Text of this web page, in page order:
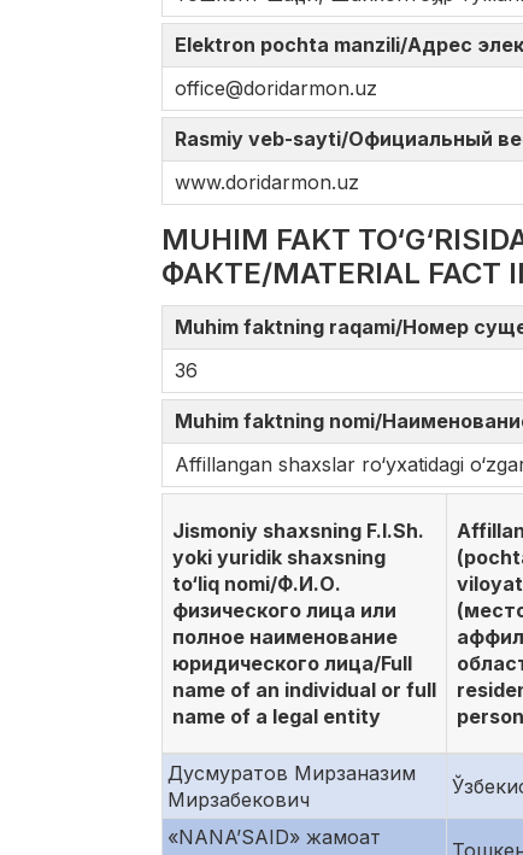
Elektron pochta manzili/Адрес
office@doridarmon.uz
Rasmiy veb-sayti/Официальный
www.doridarmon.uz
MUHIM FAKT
ФАКТЕ/MATERIAL FACT
Muhim faktning raqami/Номер
36
Muhim faktning nomi/
Affillangan shaxslar ro‘yxatidagi
Jismoniy shaxsning F.I.Sh.
yoki yuridik shaxsning
to‘liq nomi/Ф.И.О.
физического лица или
полное наименование
юридического лица/Full
name of an individual or full
name of a legal entity
Дусмуратов Мирзаназим
Мирзабекович
«NANA’SAID» жамоат